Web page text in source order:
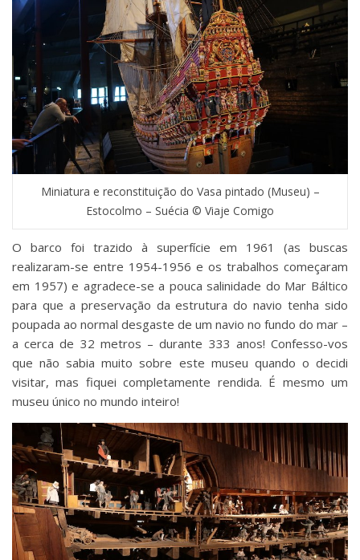
Miniatura e reconstituição do Vasa pintado (Museu) –
Estocolmo – Suécia © Viaje Comigo
O barco foi trazido à superfície em 1961 (as buscas
realizaram-se entre 1954-1956 e os trabalhos começaram
em 1957) e agradece-se a pouca salinidade do Mar Báltico
para que a preservação da estrutura do navio tenha sido
poupada ao normal desgaste de um navio no fundo do mar –
a cerca de 32 metros – durante 333 anos! Confesso-vos
que não sabia muito sobre este museu quando o decidi
visitar, mas fiquei completamente rendida. É mesmo um
museu único no mundo inteiro!